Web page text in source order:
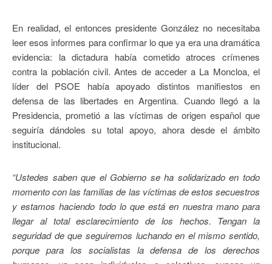
En realidad, el entonces presidente González no necesitaba
leer esos informes para confirmar lo que ya era una dramática
evidencia: la dictadura había cometido atroces crímenes
contra la población civil. Antes de acceder a La Moncloa, el
líder del PSOE había apoyado distintos manifiestos en
defensa de las libertades en Argentina. Cuando llegó a la
Presidencia, prometió a las víctimas de origen español que
seguiría dándoles su total apoyo, ahora desde el ámbito
institucional.
“Ustedes saben que el Gobierno se ha solidarizado en todo
momento con las familias de las víctimas de estos secuestros
y estamos haciendo todo lo que está en nuestra mano para
llegar al total esclarecimiento de los hechos. Tengan la
seguridad de que seguiremos luchando en el mismo sentido,
porque para los socialistas la defensa de los derechos